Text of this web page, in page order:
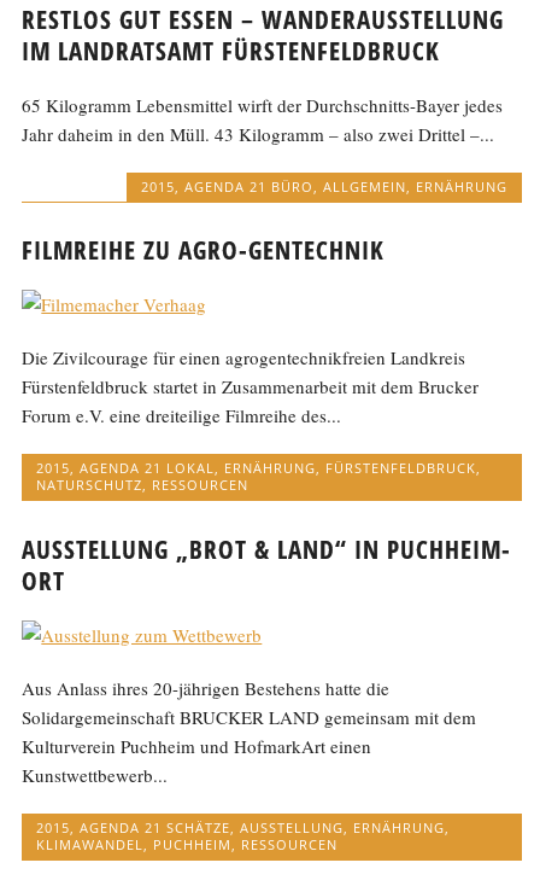
RESTLOS GUT ESSEN – WANDERAUSSTELLUNG
IM LANDRATSAMT FÜRSTENFELDBRUCK
65 Kilogramm Lebensmittel wirft der Durchschnitts-Bayer jedes
Jahr daheim in den Müll. 43 Kilogramm – also zwei Drittel –...
2015 AGENDA 21 BÜRO ALLGEMEIN ERNÄHRUNG
FILMREIHE ZU AGRO-GENTECHNIK
Die Zivilcourage für einen agrogentechnikfreien Landkreis
Fürstenfeldbruck startet in Zusammenarbeit mit dem Brucker
Forum e.V. eine dreiteilige Filmreihe des...
2015,AGENDA 21 LOKAL, ERNÄHRUNG, FÜRSTENFELDBRUCK,
NATURSCHUTZ, RESSOURCEN
AUSSTELLUNG „BROT & LAND“ IN PUCHHEIM-
ORT
Aus Anlass ihres 20-jährigen Bestehens hatte die
Solidargemeinschaft BRUCKER LAND gemeinsam mit dem
Kulturverein Puchheim und HofmarkArt einen
Kunstwettbewerb...
2015 ,AGENDA 21 SCHÄTZE ,AUSSTELLUNG ERNÄHRUNG
KLIMAWANDEL
PUCHHEIM RESSOURCEN